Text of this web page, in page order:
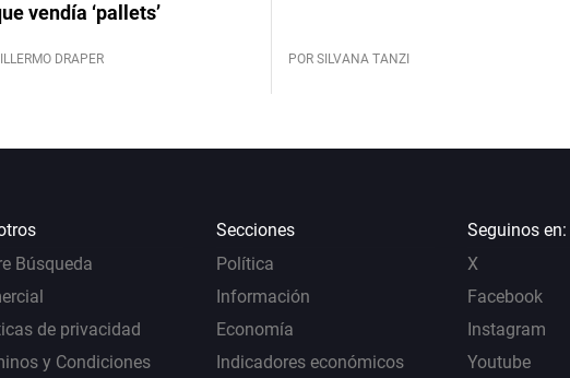
vendía ‘pallets’
DRAPER POR SILVANA TANZI
Búsqueda
de privacidad
y Condiciones
Secciones
Política
Información
Economía
Indicadores económicos
Seguinos en:
X
Facebook
Instagram
Youtube